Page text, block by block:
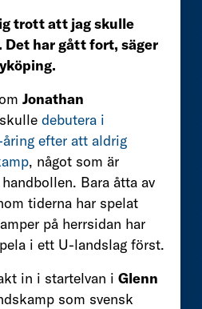
trott att jag skulle
Det har gått fort, säger
Jonathan
debutera i
efter att aldrig
, något som är
Bara åtta av
tiderna har spelat
på herrsidan har
i ett U-landslag först.
in i startelvan i Glenn
som svensk